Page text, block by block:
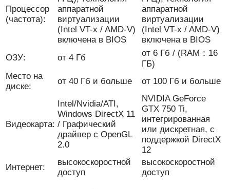
Процессор
(частота):
аппаратной
виртуализации
(Intel VT-x / AMD-V)
включена в BIOS
аппаратной
виртуализации
(Intel VT-x / AMD-V)
включена в BIOS
ОЗУ:
от 4 Гб
от 6 Гб / (RAM：16
ГБ)
Место на
диске:
от 40 Гб и больше от 100 Гб и больше
Видеокарта:
Intel/Nvidia/ATI,
Windows DirectX 11
/ Графический
драйвер с OpenGL
2.0
NVIDIA GeForce
GTX 750 Ti,
интегрированная
или дискретная, с
поддержкой DirectX
12
Интернет:
высокоскоростной
доступ
высокоскоростной
доступ